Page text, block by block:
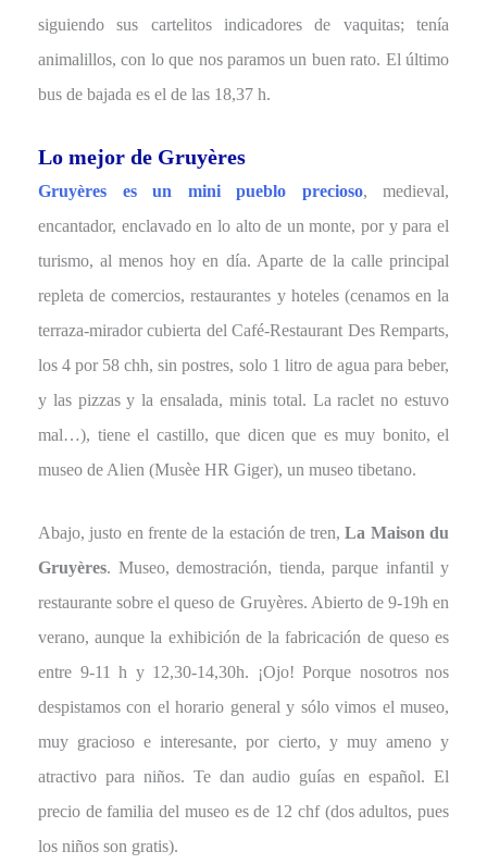
siguiendo sus cartelitos indicadores de vaquitas; tenía
animalillos, con lo que nos paramos un buen rato. El último
bus de bajada es el de las 18,37 h.
Lo mejor de Gruyères
Gruyères es un mini pueblo precioso, medieval,
encantador, enclavado en lo alto de un monte, por y para el
turismo, al menos hoy en día. Aparte de la calle principal
repleta de comercios, restaurantes y hoteles (cenamos en la
terraza-mirador cubierta del Café-Restaurant Des Remparts,
los 4 por 58 chh, sin postres, solo 1 litro de agua para beber,
y las pizzas y la ensalada, minis total. La raclet no estuvo
mal…), tiene el castillo, que dicen que es muy bonito, el
museo de Alien (Musèe HR Giger), un museo tibetano.
Abajo, justo en frente de la estación de tren,La Maison du
Gruyères. Museo, demostración, tienda, parque infantil y
restaurante sobre el queso de Gruyères. Abierto de 9-19h en
verano, aunque la exhibición de la fabricación de queso es
entre 9-11 h y 12,30-14,30h. ¡Ojo! Porque nosotros nos
despistamos con el horario general y sólo vimos el museo,
muy gracioso e interesante, por cierto, y muy ameno y
atractivo para niños. Te dan audio guías en español. El
precio de familia del museo es de 12 chf (dos adultos, pues
los niños son gratis).